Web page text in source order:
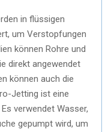
in flüssigen
um Verstopfungen
können Rohre und
direkt angewendet
können auch die
Jetting ist eine
verwendet Wasser,
gepumpt wird, um